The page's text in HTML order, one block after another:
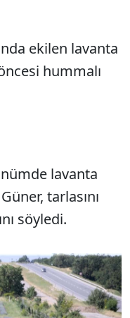
ekilen lavanta
hummalı
Sesi Aç
lavanta
tarlasını
söyledi.